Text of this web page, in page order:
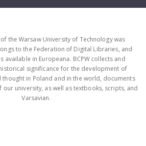
the Warsaw University of Technology was
to the Federation of Digital Libraries, and
available in Europeana. BCPW collects and
significance for the development of
thought in Poland and in the world, documents
university, as well as textbooks, scripts, and
Varsavian.